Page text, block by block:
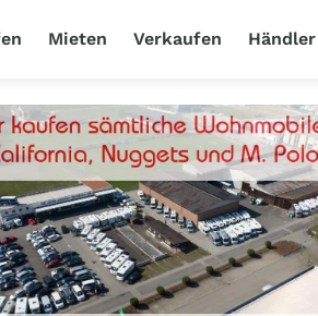
Mieten Verkaufen Händler